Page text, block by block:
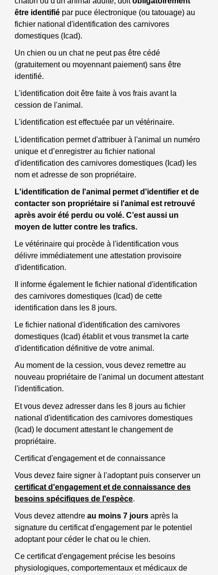
être identifié par puce électronique (ou tatouage) au
fichier national d'identification des carnivores
domestiques (Icad).
Un chien ou un chat ne peut pas être cédé
(gratuitement ou moyennant paiement) sans être
identifié.
L'identification doit être faite à vos frais avant la
cession de l'animal.
L'identification est effectuée par un vétérinaire.
L'identification permet d'attribuer à l'animal un numéro
unique et d’enregistrer au fichier national
d'identification des carnivores domestiques (Icad) les
nom et adresse de son propriétaire.
L'identification de l'animal permet d'identifier et de
contacter son propriétaire si l'animal est retrouvé
après avoir été perdu ou volé. C’est aussi un
moyen de lutter contre les trafics.
Le vétérinaire qui procède à l'identification vous
délivre immédiatement une attestation provisoire
d'identification.
Il informe également le fichier national d'identification
des carnivores domestiques (Icad) de cette
identification dans les 8 jours.
Le fichier national d'identification des carnivores
domestiques (Icad) établit et vous transmet la carte
d'identification définitive de votre animal.
Au moment de la cession, vous devez remettre au
nouveau propriétaire de l'animal un document attestant
l'identification.
Et vous devez adresser dans les 8 jours au fichier
national d'identification des carnivores domestiques
(Icad) le document attestant le changement de
propriétaire.
Certificat d'engagement et de connaissance
Vous devez faire signer à l'adoptant puis conserver un
certificat d'engagement et de connaissance des
besoins spécifiques de l'espèce.
Vous devez attendre au moins 7 jours après la
signature du certificat d'engagement par le potentiel
adoptant pour céder le chat ou le chien.
Ce certificat d'engagement précise les besoins
physiologiques, comportementaux et médicaux de